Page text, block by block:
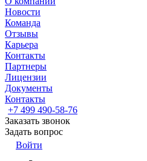
Новости
Команда
Отзывы
Карьера
Контакты
Партнеры
Лицензии
Документы
Контакты
+7 499 490-58-76
Заказать звонок
Задать вопрос
Войти